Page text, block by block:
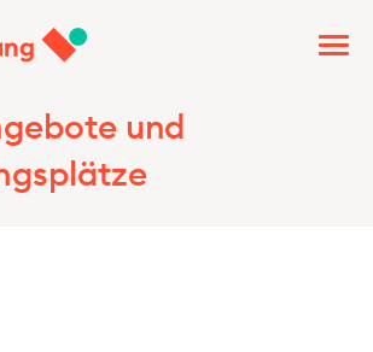
und